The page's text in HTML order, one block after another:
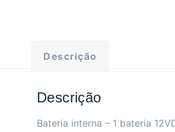
Descrição
Descrição
Bateria interna – 1 bateria